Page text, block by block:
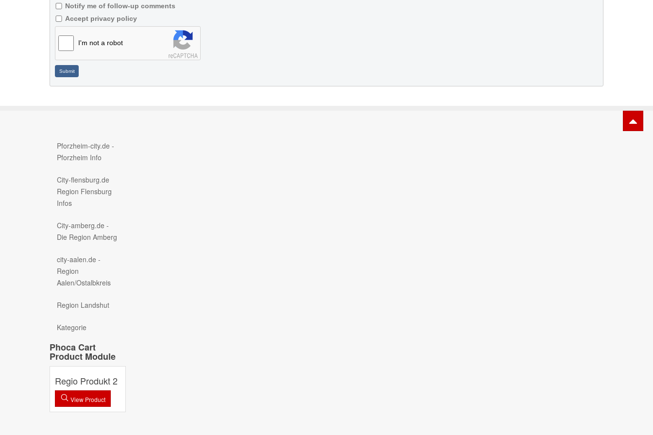
Notify me of follow-up comments
Accept privacy policy
I'm not a robot
Submit
Pforzheim-city.de -
Pforzheim Info
City-flensburg.de
Region Flensburg
Infos
City-amberg.de -
Die Region Amberg
city-aalen.de -
Region
Aalen/Ostalbkreis
Region Landshut
Kategorie
Phoca Cart
Product Module
Regio Produkt 2
View Product